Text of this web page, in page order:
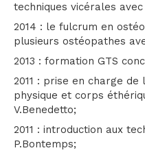
techniques vicérales
2014 : le fulcrum en
plusieurs ostéopathes
2013 : formation GTS
2011 : prise en charge
physique et corps
V.Benedetto;
2011 : introduction aux
P.Bontemps;